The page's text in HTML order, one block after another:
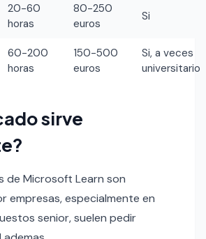
20-60
horas
80-250
euros
Si
60-200
horas
150-500
euros
Si, a veces
universitario
sirve
de Microsoft Learn son
empresas, especialmente en
senior, suelen pedir